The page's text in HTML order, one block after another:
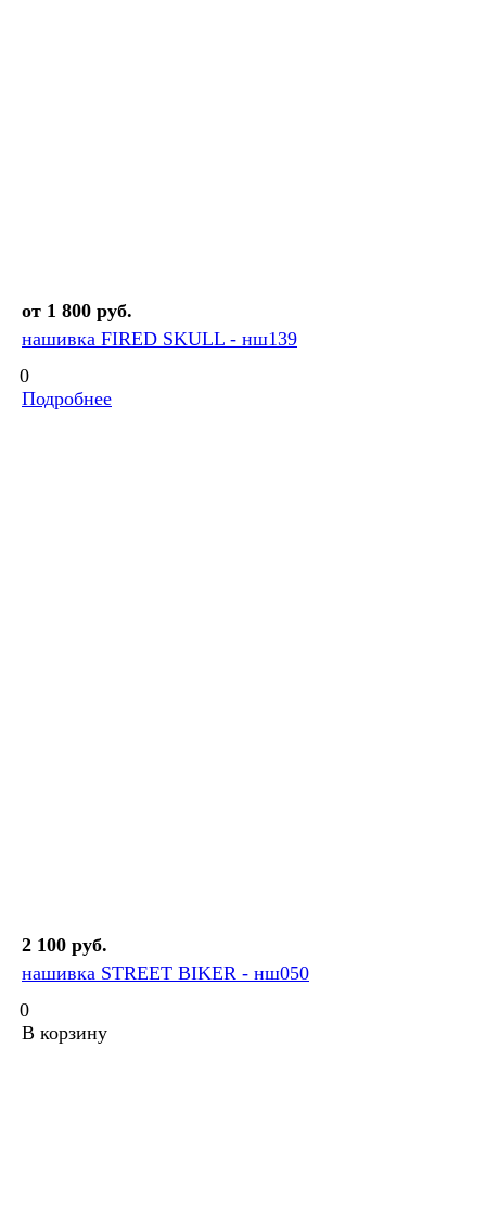
от 1 800 руб.
нашивка FIRED SKULL - нш139
0
Подробнее
2 100 руб.
нашивка STREET BIKER - нш050
0
В корзину